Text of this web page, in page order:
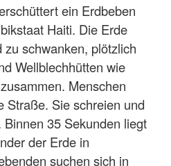
ein Erdbeben
Haiti. Die Erde
schwanken, plötzlich
Wellblechhütten wie
Menschen
Straße. Sie schreien und
35 Sekunden liegt
der Erde in
suchen sich in